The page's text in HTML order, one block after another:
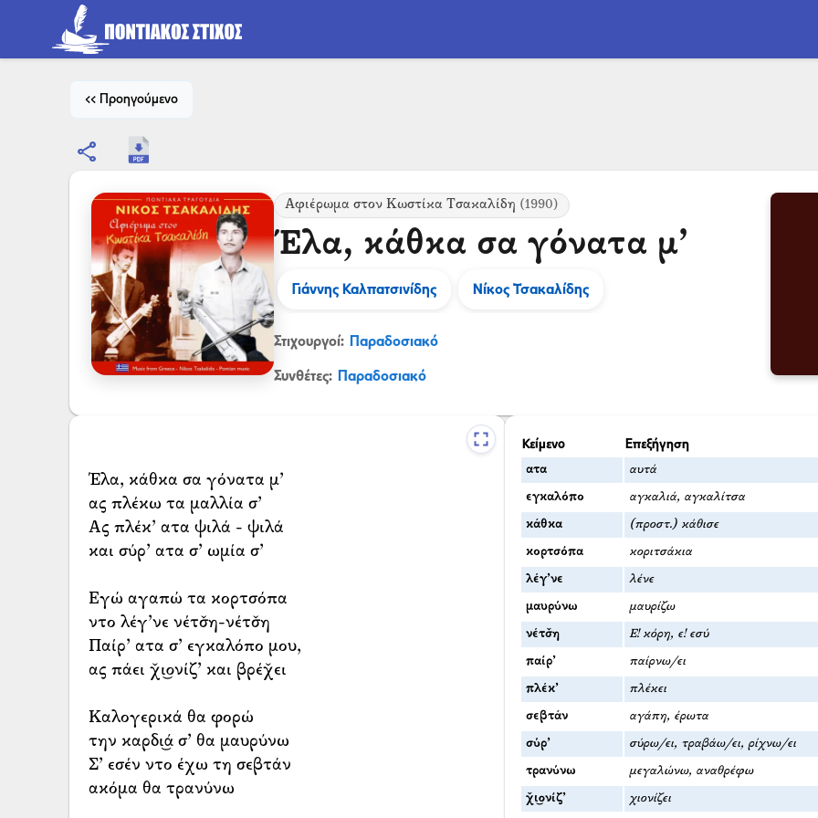
<< Προηγούμενο
share
Αφιέρωμα στον Κωστίκα Τσακαλίδη (1990)
Έλα, κάθκα σα γόνατα μ’
Γιάννης Καλπατσινίδης Νίκος Τσακαλίδης
Στιχουργοί: Παραδοσιακό
Συνθέτες: Παραδοσιακό
Έλα, κάθκα σα γόνατα μ’
ας πλέκω τα μαλλία σ’
Ας πλέκ’ ατα ψιλά - ψιλά
και σύρ’ ατα σ’ ωμία σ’
Εγώ αγαπώ τα κορτσόπα
ντο λέγ’νε νέτσ̌η-νέτσ̌η
Παίρ’ ατα σ’ εγκαλόπο μου,
ας πάει χ̌ι͜ονίζ’ και βρέχ̌ει
Καλογερικά θα φορώ
την καρδι͜ά σ’ θα μαυρύνω
Σ’ εσέν ντο έχω τη σεβτάν
ακόμα θα τρανύνω
Κείμενο Επεξήγηση
ατα αυτά
εγκαλόπο αγκαλιά, αγκαλίτσα
κάθκα (προστ.) κάθισε
κορτσόπα κοριτσάκια
λέγ’νε λένε
μαυρύνω μαυρίζω
νέτσ̌η Ε! κόρη, ε! εσύ
παίρ’ παίρνω/ει
πλέκ’ πλέκει
σεβτάν αγάπη, έρωτα
σύρ’ σύρω/ει, τραβάω/ει, ρίχνω/ει
τρανύνω μεγαλώνω, αναθρέφω
χ̌ι͜ονίζ’ χιονίζει